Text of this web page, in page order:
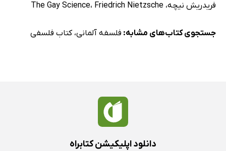
فریدریش نیچه، The Gay Science، Friedrich Nietzsche
جستجوی کتاب‌های مشابه: فلسفه آلمانی،کتاب فلسفی
دانلود اپلیکیشن کتابراه